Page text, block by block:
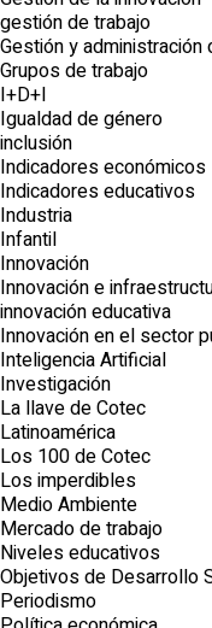
gestión de trabajo
Gestión y administración
Grupos de trabajo
I+D+I
Igualdad de género
inclusión
Indicadores económicos
Indicadores educativos
Industria
Infantil
Innovación
Innovación e
innovación educativa
Innovación en el sector
Inteligencia Artificial
Investigación
La llave de Cotec
Latinoamérica
Los 100 de Cotec
Los imperdibles
Medio Ambiente
Mercado de trabajo
Niveles educativos
Objetivos de Desarrollo
Periodismo